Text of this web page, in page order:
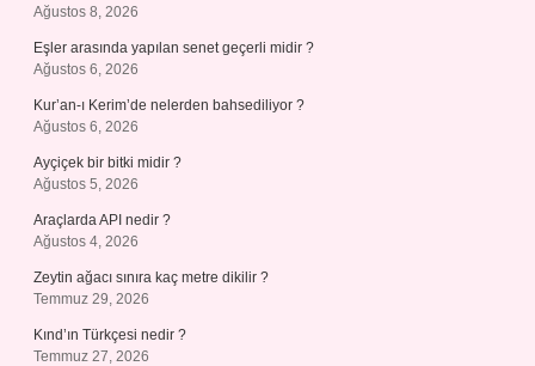
Ağustos 8, 2026
Eşler arasında yapılan senet geçerli midir ?
Ağustos 6, 2026
Kur’an-ı Kerim’de nelerden bahsediliyor ?
Ağustos 6, 2026
Ayçiçek bir bitki midir ?
Ağustos 5, 2026
Araçlarda API nedir ?
Ağustos 4, 2026
Zeytin ağacı sınıra kaç metre dikilir ?
Temmuz 29, 2026
Kınd’ın Türkçesi nedir ?
Temmuz 27, 2026